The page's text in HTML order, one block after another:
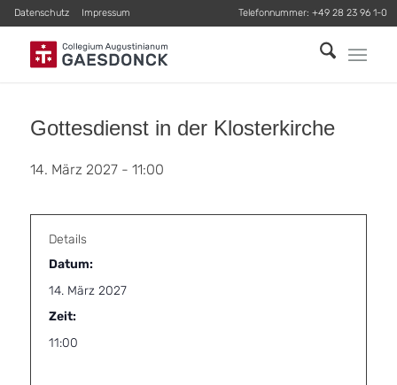
Datenschutz Impressum Telefonnummer: +49 28 23 96 1-0
Gottesdienst in der Klosterkirche
14. März 2027 - 11:00
Details
Datum:
14. März 2027
Zeit:
11:00